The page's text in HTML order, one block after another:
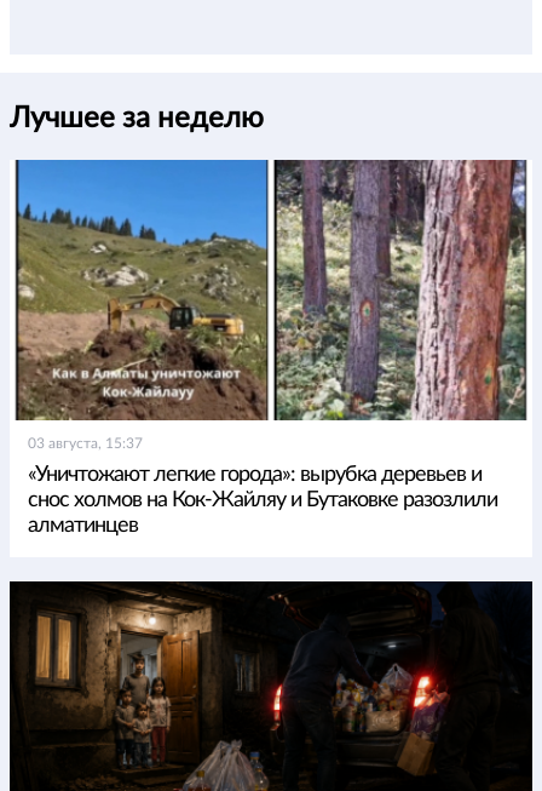
Лучшее за неделю
03 августа, 15:37
«Уничтожают легкие города»: вырубка деревьев и
снос холмов на Кок-Жайляу и Бутаковке разозлили
алматинцев